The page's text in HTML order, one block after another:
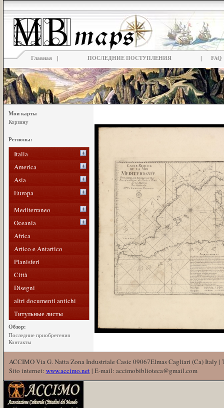
Главная | ПОСЛЕДНИЕ ПОСТУПЛЕНИЯ | FAQ
Мои карты
Корзину
Регионы:
Italia
America
Asia
Europa
Mediterraneo
Oceania
Africa
Artico e Antartico
Planisferi
Città
Disegni
altri documenti antichi
Титульные листы
Обзор:
Последние приобретения
Контакты
ACCIMO Via G. Natta Zona Industriale Casic 09067Elmas Cagliari (Ca) Italy
Sito internet: www.accimo.net| E-mail: accimobiblioteca@gmail.com